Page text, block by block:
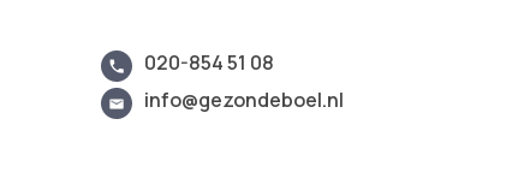
020-854 51 08
info@gezondeboel.nl